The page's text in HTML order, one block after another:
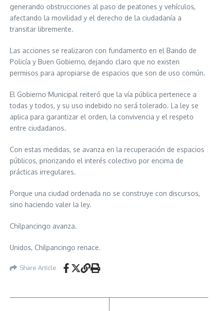
generando obstrucciones al paso de peatones y vehículos,
afectando la movilidad y el derecho de la ciudadanía a
transitar libremente.
Las acciones se realizaron con fundamento en el Bando de
Policía y Buen Gobierno, dejando claro que no existen
permisos para apropiarse de espacios que son de uso común.
El Gobierno Municipal reiteró que la vía pública pertenece a
todas y todos, y su uso indebido no será tolerado. La ley se
aplica para garantizar el orden, la convivencia y el respeto
entre ciudadanos.
Con estas medidas, se avanza en la recuperación de espacios
públicos, priorizando el interés colectivo por encima de
prácticas irregulares.
Porque una ciudad ordenada no se construye con discursos,
sino haciendo valer la ley.
Chilpancingo avanza.
Unidos, Chilpancingo renace.
Share Article